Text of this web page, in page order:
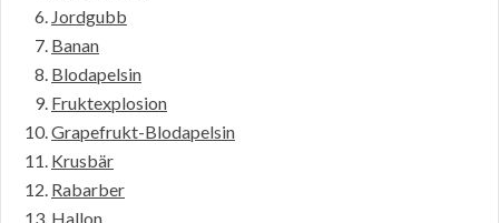
Jordgubb
Banan
Blodapelsin
Fruktexplosion
Grapefrukt-Blodapelsin
Krusbär
Rabarber
Hallon